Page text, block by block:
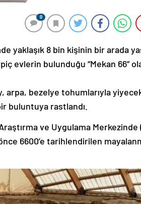
0
yaklaşık 8 bin kişinin bir arada
evlerin bulunduğu “Mekan 66”
arpa, bezelye tohumlarıyla
buluntuya rastlandı.
ve Uygulama Merkezinde
6600’e tarihlendirilen